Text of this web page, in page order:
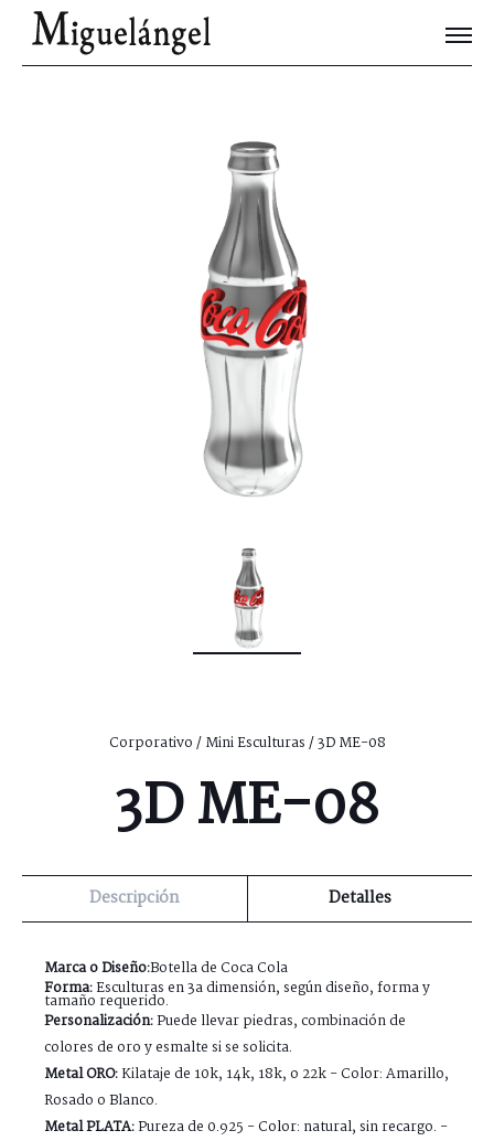
Joyas Únicas
Blog
Contacto
Corporativo/Mini Esculturas/ 3D ME-08
3D ME-08
Descripción Detalles
Marca o Diseño:Botella de Coca Cola
Forma:Esculturas en 3a dimensión, según diseño, forma y
tamaño requerido.
Personalización:Puede llevar piedras, combinación de
colores de oro y esmalte si se solicita.
Metal ORO:Kilataje de 10k, 14k, 18k, o 22k - Color: Amarillo,
Rosado o Blanco.
Metal PLATA:Pureza de 0.925 - Color: natural, sin recargo. -